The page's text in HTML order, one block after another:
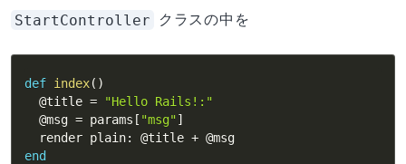
StartController クラスの中を
def index( )
@title =
"Hello Rails!:"
@msg = params [ "msg"]
  render plain
: @title + @msg
end